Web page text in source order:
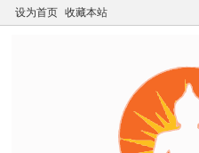
设为首页 收藏本站